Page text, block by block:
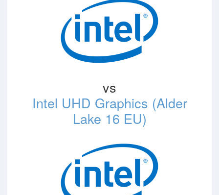
vs
Intel UHD Graphics (Alder
Lake 16 EU)